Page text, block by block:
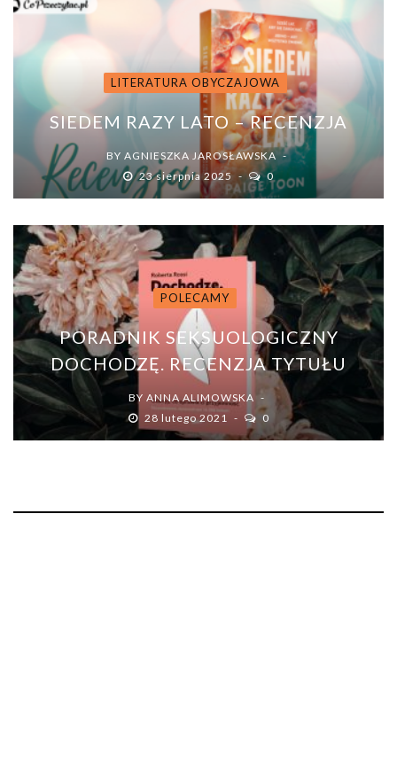
LITERATURA OBYCZAJOWA
SIEDEM RAZY LATO – RECENZJA
BY AGNIESZKA JAROSŁAWSKA
23 sierpnia 2025
0
POLECAMY
PORADNIK SEKSUOLOGICZNY
DOCHODZĘ. RECENZJA TYTUŁU
BY ANNA ALIMOWSKA
28 lutego 2021
0